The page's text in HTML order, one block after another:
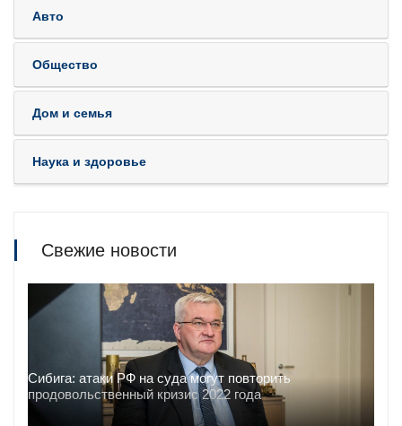
Авто
Общество
Дом и семья
Наука и здоровье
Свежие новости
Сибига: атаки РФ на суда могут повторить
продовольственный кризис 2022 года